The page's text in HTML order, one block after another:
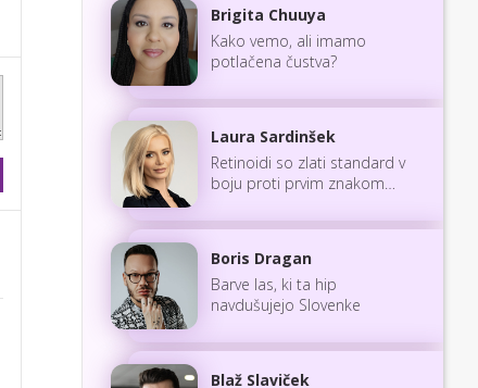
Brigita Chuuya
Kako vemo, ali imamo
potlačena čustva?
Laura Sardinšek
Retinoidi so zlati standard v
boju proti prvim znakom
Boris Dragan
Barve las, ki ta hip
navdušujejo Slovenke
Blaž Slaviček